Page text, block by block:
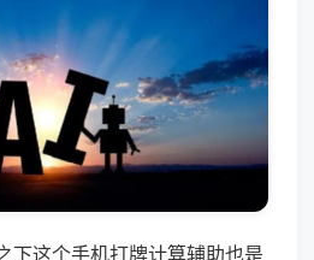
下这个手机打牌计算辅助也是